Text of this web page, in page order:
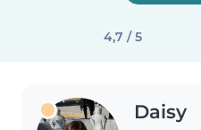
4,7 / 5
Daisy